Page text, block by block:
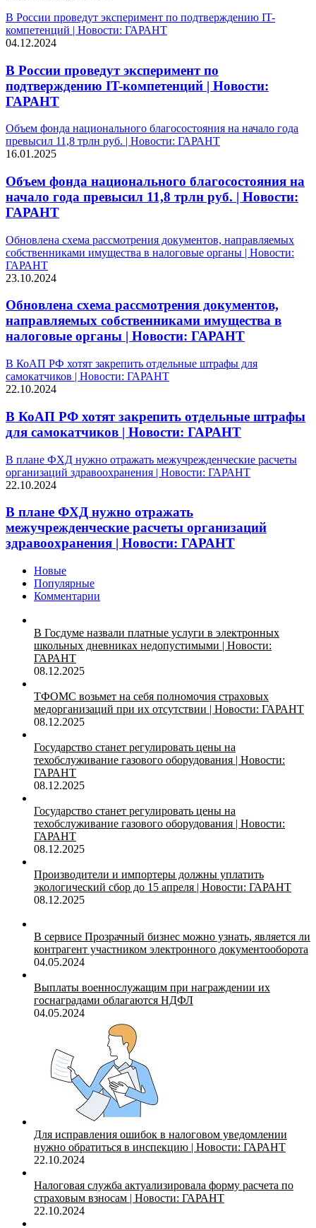
В России проведут эксперимент по подтверждению IT-
компетенций | Новости: ГАРАНТ
04.12.2024
В России проведут эксперимент по
подтверждению IT-компетенций | Новости:
ГАРАНТ
Объем фонда национального благосостояния на начало года
превысил 11,8 трлн руб. | Новости: ГАРАНТ
16.01.2025
Объем фонда национального благосостояния на
начало года превысил 11,8 трлн руб. | Новости:
ГАРАНТ
Обновлена схема рассмотрения документов, направляемых
собственниками имущества в налоговые органы | Новости:
ГАРАНТ
23.10.2024
Обновлена схема рассмотрения документов,
направляемых собственниками имущества в
налоговые органы | Новости: ГАРАНТ
В КоАП РФ хотят закрепить отдельные штрафы для
самокатчиков | Новости: ГАРАНТ
22.10.2024
В КоАП РФ хотят закрепить отдельные штрафы
для самокатчиков | Новости: ГАРАНТ
В плане ФХД нужно отражать межучрежденческие расчеты
организаций здравоохранения | Новости: ГАРАНТ
22.10.2024
В плане ФХД нужно отражать
межучрежденческие расчеты организаций
здравоохранения | Новости: ГАРАНТ
Новые
Популярные
Комментарии
В Госдуме назвали платные услуги в электронных
школьных дневниках недопустимыми | Новости:
ГАРАНТ
08.12.2025
ТФОМС возьмет на себя полномочия страховых
медорганизаций при их отсутствии | Новости: ГАРАНТ
08.12.2025
Государство станет регулировать цены на
техобслуживание газового оборудования | Новости:
ГАРАНТ
08.12.2025
Государство станет регулировать цены на
техобслуживание газового оборудования | Новости:
ГАРАНТ
08.12.2025
Производители и импортеры должны уплатить
экологический сбор до 15 апреля | Новости: ГАРАНТ
08.12.2025
В сервисе Прозрачный бизнес можно узнать, является ли
контрагент участником электронного документооборота
04.05.2024
Выплаты военнослужащим при награждении их
госнаградами облагаются НДФЛ
04.05.2024
Для исправления ошибок в налоговом уведомлении
нужно обратиться в инспекцию | Новости: ГАРАНТ
22.10.2024
Налоговая служба актуализировала форму расчета по
страховым взносам | Новости: ГАРАНТ
22.10.2024